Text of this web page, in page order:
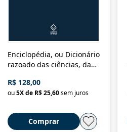
Enciclopédia, ou Dicionário
razoado das ciências, das
Civilização material
R$ 128,00
ou5X de R$ 25,60sem juros
Comprar